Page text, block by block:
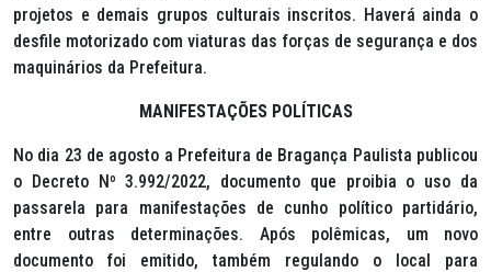
projetos e demais grupos culturais inscritos. Haverá ainda o
desfile motorizado com viaturas das forças de segurança e dos
maquinários da Prefeitura.
MANIFESTAÇÕES POLÍTICAS
No dia 23 de agosto a Prefeitura de Bragança Paulista publicou
o Decreto Nº 3.992/2022, documento que proibia o uso da
passarela para manifestações de cunho político partidário,
entre outras determinações. Após polêmicas, um novo
documento foi emitido, também regulando o local para